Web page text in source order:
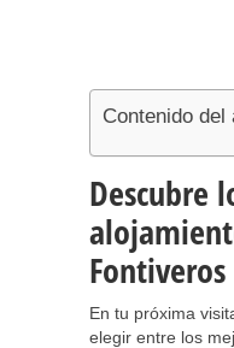
Contenido del
Descubre
Fontiveros
En tu próxima
elegir entre los